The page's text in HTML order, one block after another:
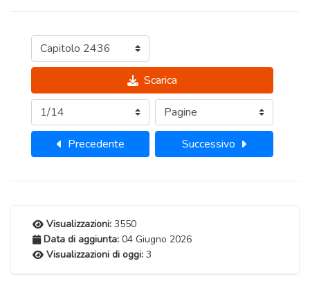
Scarica
Precedente Successivo
Visualizzazioni: 3550
Data di aggiunta: 04 Giugno 2026
Visualizzazioni di oggi: 3